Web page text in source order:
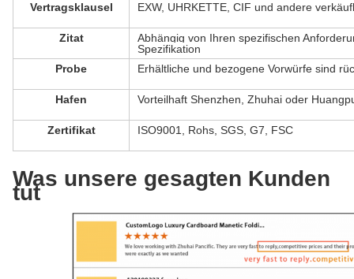
Vertragsklausel EXW, UHRKETTE, CIF und andere
Zitat
Abhängig von Ihren spezifischen
Spezifikation
Probe
Erhältliche und bezogene Vorwürfe sind
Hafen Vorteilhaft Shenzhen, Zhuhai oder
Zertifikat ISO9001, Rohs, SGS, G7, FSC
Was unsere gesagten Kunden
tut